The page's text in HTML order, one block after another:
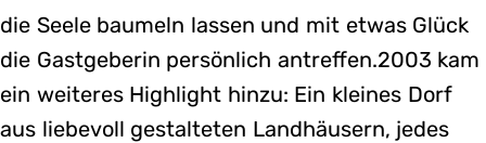
die Seele baumeln lassen und mit etwas Glück
die Gastgeberin persönlich antreffen.2003 kam
ein weiteres Highlight hinzu: Ein kleines Dorf
aus liebevoll gestalteten Landhäusern, jedes